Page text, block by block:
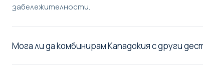
забележителности.
Мога ли да комбинирам Кападокия с други